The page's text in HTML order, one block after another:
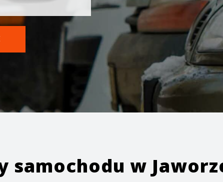
samochodu w